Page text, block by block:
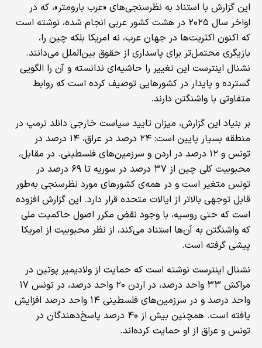
این گزارش با استناد به نظرسنجی‌های «عرب بارومتر»، که در
اواخر سال ۲۰۲۵ در هشت کشور عربی انجام شده، نوشته است
که اکنون اکثریت‌ها در جهان عرب، نه امریکا بلکه چین را،
بازیگری محتمل‌تر برای پاسداری از حقوق بین‌الملل می‌دانند.
نشنال اینترست این تغییر را حاشیه‌ای ندانسته و آن را الگویی
گسترده و پایدار در کشورهایی توصیف کرده است که روابط
متفاوتی با واشنگتن دارند.
بر بنیاد این گزارش، میزان تایید سیاست خارجی دانلد ترمپ در
منطقه بسیار پایین است: ۲۴ درصد در عراق، ۱۴ درصد در
تونس و ۱۲ درصد در اردن و سرزمین‌های فلسطینی. در مقابل،
محبوبیت کلی چین از ۳۷ درصد در سوریه تا ۶۹ درصد در
تونس متغیر است و در همه‌ی کشورهای مورد نظرسنجی به‌طور
قابل توجهی بالاتر از ایالات متحده قرار دارد. این گزارش افزوده
است که حتی روسیه، با وجود نقض مکرر اصول حاکمیت ملی
که واشنگتن به آن‌ها استناد می‌کند، از نظر محبوبیت از امریکا
پیشی گرفته است.
نشنال اینترست نوشته است که حمایت از ولادیمیر پوتین در
مراکش ۳۳ واحد درصد، در اردن ۲۰ واحد درصد، در تونس ۱۷
واحد درصد و در سرزمین‌های فلسطینی ۱۴ واحد درصد افزایش
یافته است. همچنین بیش از ۴۰ درصد پاسخ‌دهندگان در
تونس و عراق از او حمایت کرده‌اند.